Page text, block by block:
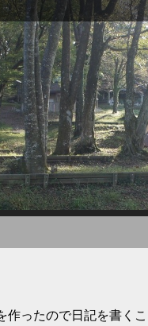
作ったので日記を書く